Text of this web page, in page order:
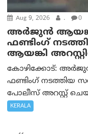
Aug 9, 2026 . 0
അർജുൻ
ഫണ്ടിംഗ്
ആയങ്കി
കോഴിക്കോട്:
ഫണ്ടിംഗ് നടത്തിയ
പോലീസ് അറസ്റ്റ്
KERALA